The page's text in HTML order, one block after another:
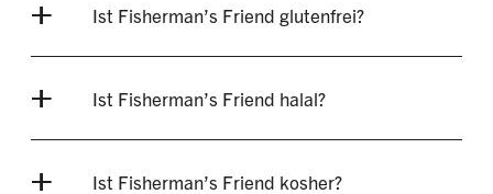
Ist Fisherman’s Friend glutenfrei?
Ist Fisherman’s Friend halal?
Ist Fisherman’s Friend kosher?